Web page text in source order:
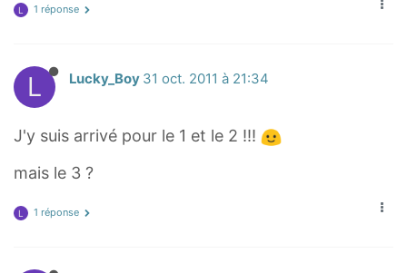
L 1 réponse
L Lucky_Boy 31 oct. 2011 à 21:34
J'y suis arrivé pour le 1 et le 2 !!!
mais le 3 ?
L 1 réponse